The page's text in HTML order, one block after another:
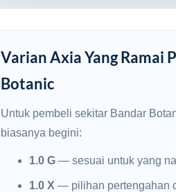
Varian Axia Yang Ramai
Botanic
Untuk pembeli sekitar Bandar
biasanya begini:
1.0 G— sesuai untuk yang
1.0 X — pilihan pertengahan